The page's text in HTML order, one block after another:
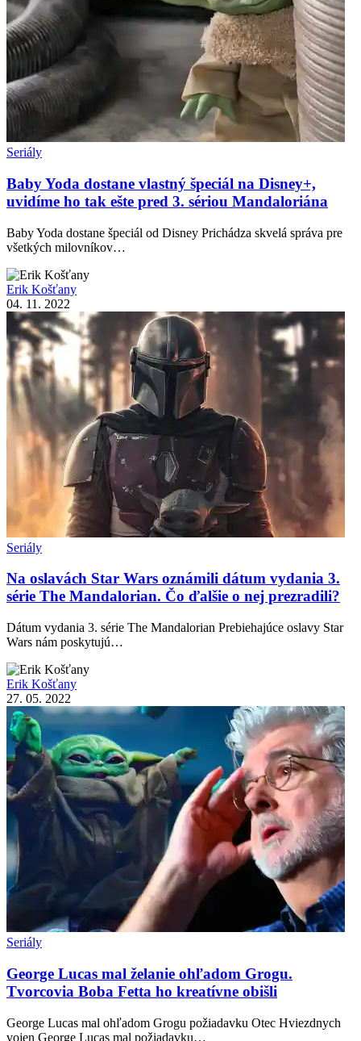
Seriály
Baby Yoda dostane vlastný špeciál na Disney+,
uvidíme ho tak ešte pred 3. sériou Mandaloriána
Baby Yoda dostane špeciál od Disney Prichádza skvelá správa pre
všetkých milovníkov…
Erik Košťany
04. 11. 2022
Seriály
Na oslavách Star Wars oznámili dátum vydania 3.
série The Mandalorian. Čo ďalšie o nej prezradili?
Dátum vydania 3. série The Mandalorian Prebiehajúce oslavy Star
Wars nám poskytujú…
Erik Košťany
27. 05. 2022
Seriály
George Lucas mal želanie ohľadom Grogu.
Tvorcovia Boba Fetta ho kreatívne obišli
George Lucas mal ohľadom Grogu požiadavku Otec Hviezdnych
vojen George Lucas mal požiadavku…